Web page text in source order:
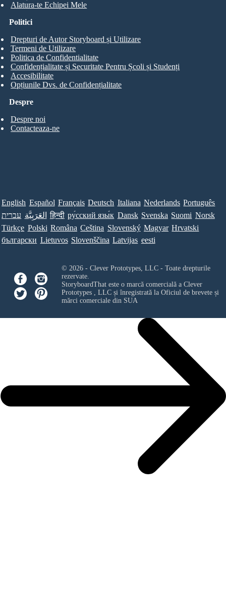
Alatura-te Echipei Mele
Despre
Despre noi
Contacteaza-ne
Politici
Drepturi de Autor Storyboard și Utilizare
Termeni de Utilizare
Politica de Confidentialitate
Confidențialitate și Securitate Pentru Școli și Studenți
Accesibilitate
Opțiunile Dvs. de Confidențialitate
English Español Français Deutsch Italiana Nederlands Português
עברית العَرَبِيَّة हिन्दी ру́сский язы́к Dansk Svenska Suomi Norsk
Türkçe Polski Româna Ceština Slovenský Magyar Hrvatski
български Lietuvos Slovenščina Latvijas eesti
© 2026 - Clever Prototypes, LLC - Toate drepturile
rezervate.
StoryboardThat este o marcă comercială a Clever
Prototypes , LLCși înregistrată la Oficiul de brevete și
mărci comerciale din SUA